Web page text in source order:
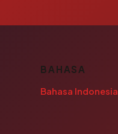
BAHASA
Bahasa Indonesia